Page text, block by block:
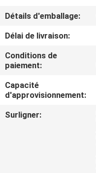
CONTACTEZ-
NOUS
NOUVELLES
DEMANDEZ
Détails d'emballage:
Délai de livraison:
Conditions de
paiement:
Capacité
d'approvisionnement:
Surligner: